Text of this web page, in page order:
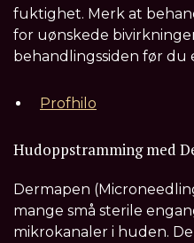
fuktighet. Merk at
for uønskede
behandlingssiden før
Profhilo
Hudoppstramming med
Dermapen
mange små sterile
mikrokanaler i huden.